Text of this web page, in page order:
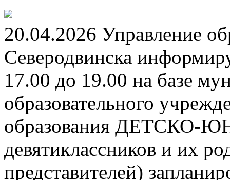
20.04.2026 Управление
Северодвинска
17.00 до 19.00 на базе
образовательного
образования
девятиклассников и их
представителей)